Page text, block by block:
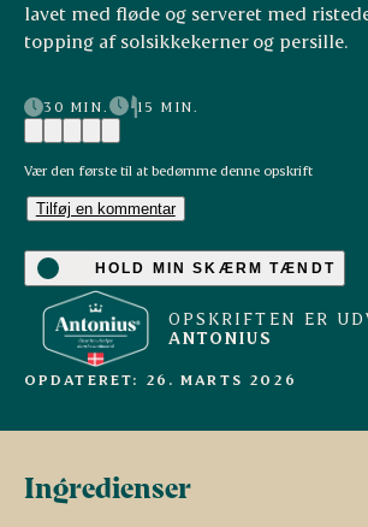
lavet med fløde og serveret med
topping af solsikkekerner og persille.
30 MIN. 15 MIN.
Vær den første til at bedømme denne opskrift
Tilføj en kommentar
HOLD MIN SKÆRM TÆNDT
OPSKRIFTEN ER
ANTONIUS
OPDATERET: 26. MARTS 2026
Ingredienser